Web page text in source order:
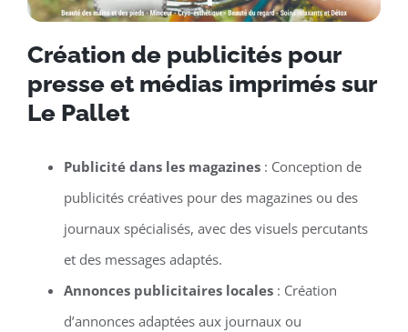
Création de publicités pour
presse et médias imprimés sur
Le Pallet
Publicité dans les magazines: Conception de
publicités créatives pour des magazines ou des
journaux spécialisés, avec des visuels percutants
et des messages adaptés.
Annonces publicitaires locales: Création
d’annonces adaptées aux journaux ou